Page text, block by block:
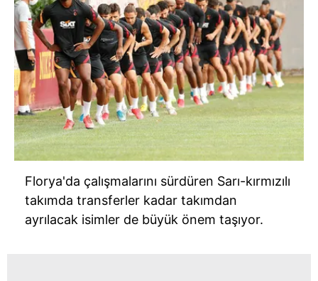
Florya'da çalışmalarını sürdüren Sarı-kırmızılı
takımda transferler kadar takımdan
ayrılacak isimler de büyük önem taşıyor.